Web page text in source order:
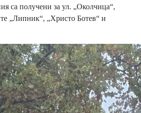
са получени за ул. „Околчица“,
„Липник“, „Христо Ботев“ и